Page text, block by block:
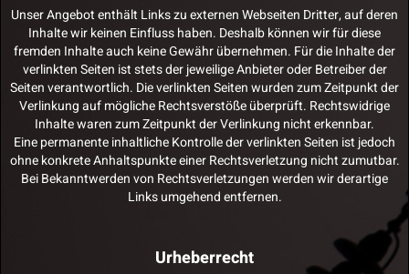
Unser Angebot enthält Links zu externen Webseiten Dritter, auf deren
Inhalte wir keinen Einfluss haben. Deshalb können wir für diese
fremden Inhalte auch keine Gewähr übernehmen. Für die Inhalte der
verlinkten Seiten ist stets der jeweilige Anbieter oder Betreiber der
Seiten verantwortlich. Die verlinkten Seiten wurden zum Zeitpunkt der
Verlinkung auf mögliche Rechtsverstöße überprüft. Rechtswidrige
Inhalte waren zum Zeitpunkt der Verlinkung nicht erkennbar.
Eine permanente inhaltliche Kontrolle der verlinkten Seiten ist jedoch
ohne konkrete Anhaltspunkte einer Rechtsverletzung nicht zumutbar.
Bei Bekanntwerden von Rechtsverletzungen werden wir derartige
Links umgehend entfernen.
Urheberrecht